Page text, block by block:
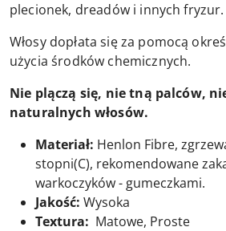
plecionek, dreadów i innych fryzur.
Włosy dopłata się za pomocą
użycia środków chemicznych.
Nie plączą się, nie tną palców,
naturalnych włosów.
Materiał: Henlon Fibre,
stopni(C), rekomendowane
warkoczyków - gumeczkami.
Jakość: Wysoka
Textura: Matowe, Proste